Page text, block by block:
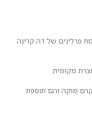
פרלינים של דה קרינה
מקומית.
מוקה והם תוספת